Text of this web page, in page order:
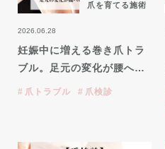
爪を育てる施術
2026.06.28
妊娠中に増える巻き爪トラ
ブル。足元の変化が腰へ…
爪トラブル 爪検診